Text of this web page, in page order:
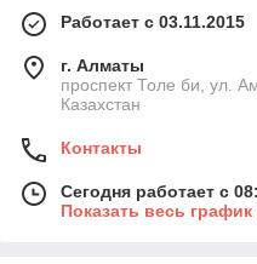
Работает с 03.11.2015
г. Алматы
проспект Толе би, ул.
Казахстан
Контакты
Сегодня работает с
Показать весь